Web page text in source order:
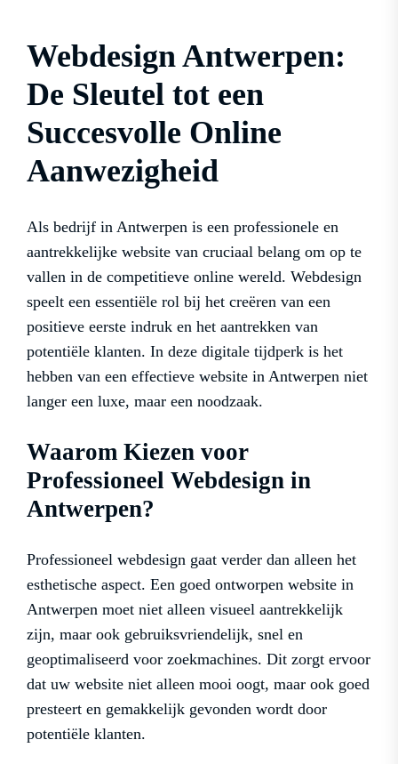
Webdesign Antwerpen:
De Sleutel tot een
Succesvolle Online
Aanwezigheid
Als bedrijf in Antwerpen is een professionele en
aantrekkelijke website van cruciaal belang om op te
vallen in de competitieve online wereld. Webdesign
speelt een essentiële rol bij het creëren van een
positieve eerste indruk en het aantrekken van
potentiële klanten. In deze digitale tijdperk is het
hebben van een effectieve website in Antwerpen niet
langer een luxe, maar een noodzaak.
Waarom Kiezen voor
Professioneel Webdesign in
Antwerpen?
Professioneel webdesign gaat verder dan alleen het
esthetische aspect. Een goed ontworpen website in
Antwerpen moet niet alleen visueel aantrekkelijk
zijn, maar ook gebruiksvriendelijk, snel en
geoptimaliseerd voor zoekmachines. Dit zorgt ervoor
dat uw website niet alleen mooi oogt, maar ook goed
presteert en gemakkelijk gevonden wordt door
potentiële klanten.